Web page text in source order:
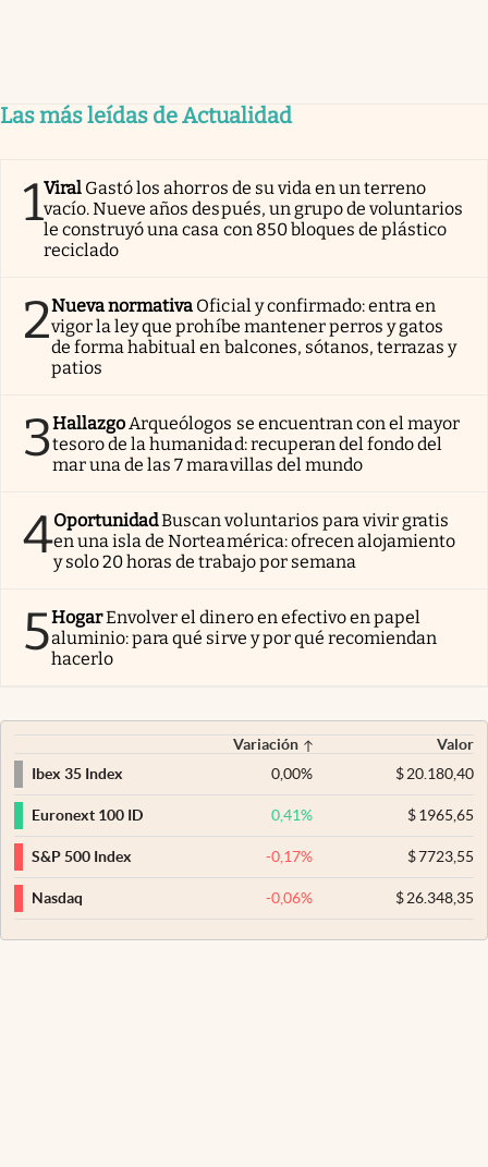
Las más leídas de Actualidad
1Viral Gastó los ahorros de su vida en un terreno
vacío. Nueve años después, un grupo de voluntarios
le construyó una casa con 850 bloques de plástico
reciclado
2Nueva normativa Oficial y confirmado: entra en
vigor la ley que prohíbe mantener perros y gatos
de forma habitual en balcones, sótanos, terrazas y
patios
3Hallazgo Arqueólogos se encuentran con el mayor
tesoro de la humanidad: recuperan del fondo del
mar una de las 7 maravillas del mundo
4OportunidadBuscan voluntarios para vivir gratis
en una isla de Norteamérica: ofrecen alojamiento
y solo 20 horas de trabajo por semana
5HogarEnvolver el dinero en efectivo en papel
aluminio: para qué sirve y por qué recomiendan
hacerlo
Variación
Valor
Ibex 35 Index
0,00% $20.180,40
Euronext 100 ID 0,41% $1965,65
S&P 500 Index -0,17% $7723,55
Nasdaq -0,06% $26.348,35